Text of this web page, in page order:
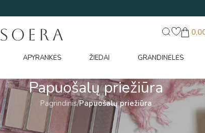
APYRANKĖS ŽIEDAI GRANDINĖLĖS
Papuošalų priežiūra
Pagrindinis/Papuošalų priežiūra
Tinkama priežiūra padeda išsaugoti jų grožį,